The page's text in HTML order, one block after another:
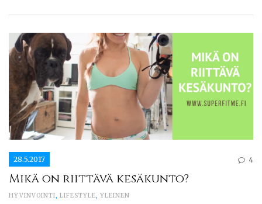
28.5.2017 4
Mikä on riittävä kesäkunto?
HYVINVOINTI, LIFESTYLE, YLEINEN